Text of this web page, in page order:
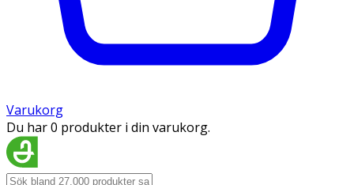
Varukorg
Du har 0 produkter i din varukorg.